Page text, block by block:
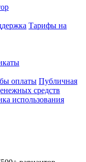
Тарифы на
оплаты Публичная
средств
использования